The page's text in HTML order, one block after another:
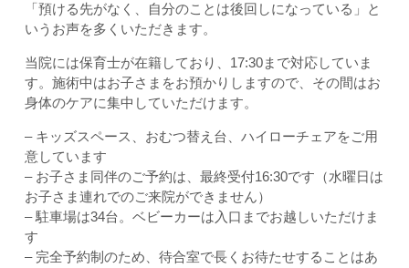
「預ける先がなく、自分のことは後回しになっている」と
いうお声を多くいただきます。
当院には保育士が在籍しており、17:30まで対応していま
す。施術中はお子さまをお預かりしますので、その間はお
身体のケアに集中していただけます。
– キッズスペース、おむつ替え台、ハイローチェアをご用
意しています
– お子さま同伴のご予約は、最終受付16:30です（水曜日は
お子さま連れでのご来院ができません）
– 駐車場は34台。ベビーカーは入口までお越しいただけま
す
– 完全予約制のため、待合室で長くお待たせすることはあ